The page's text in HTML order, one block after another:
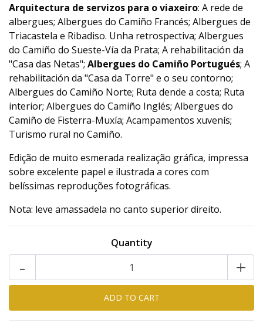
Arquitectura de servizos para o viaxeiro: A rede de
albergues; Albergues do Camiño Francés; Albergues de
Triacastela e Ribadiso. Unha retrospectiva; Albergues
do Camiño do Sueste-Vía da Prata; A rehabilitación da
"Casa das Netas"; Albergues do Camiño Portugués; A
rehabilitación da "Casa da Torre" e o seu contorno;
Albergues do Camiño Norte; Ruta dende a costa; Ruta
interior; Albergues do Camiño Inglés; Albergues do
Camiño de Fisterra-Muxía; Acampamentos xuvenís;
Turismo rural no Camiño.
Edição de muito esmerada realização gráfica, impressa
sobre excelente papel e ilustrada a cores com
belíssimas reproduções fotográficas.
Nota: leve amassadela no canto superior direito.
Quantity
+
-